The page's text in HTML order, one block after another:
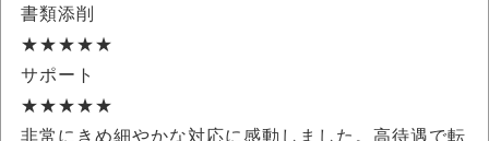
書類添削
★★★★★
サポート
★★★★★
非常にきめ細やかな対応に感動しました。高待遇で転